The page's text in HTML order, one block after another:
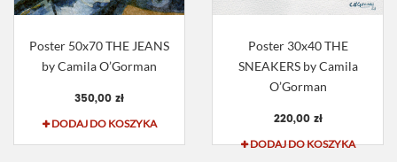
Poster 50x70 THE JEANS
by Camila O’Gorman
350,00 zł
DODAJ DO KOSZYKA
Poster 30x40 THE
SNEAKERS by Camila
O’Gorman
220,00 zł
DODAJ DO KOSZYKA